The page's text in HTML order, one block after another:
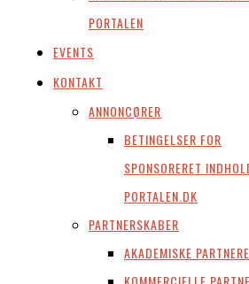
PORTALEN
EVENTS
KONTAKT
ANNONCØRER
BETINGELSER FOR
SPONSORERET
PORTALEN.DK
PARTNERSKABER
AKADEMISKE PARTNERE